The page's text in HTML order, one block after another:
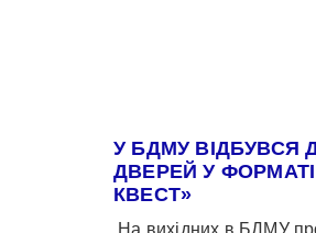
У БДМУ ВІДБУВСЯ
ДВЕРЕЙ У
КВЕСТ»
На вихідних в БДМУ